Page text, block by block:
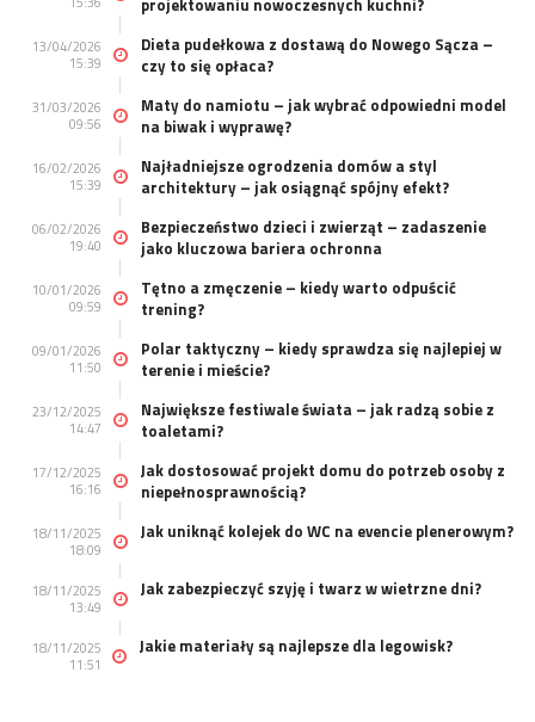
projektowaniu nowoczesnych kuchni?
13/04/2026
15:39
Dieta pudełkowa z dostawą do Nowego Sącza –
czy to się opłaca?
31/03/2026
09:56
Maty do namiotu – jak wybrać odpowiedni model
na biwak i wyprawę?
16/02/2026
15:39
Najładniejsze ogrodzenia domów a styl
architektury – jak osiągnąć spójny efekt?
06/02/2026
19:40
Bezpieczeństwo dzieci i zwierząt – zadaszenie
jako kluczowa bariera ochronna
10/01/2026
09:59
Tętno a zmęczenie – kiedy warto odpuścić
trening?
09/01/2026
11:50
Polar taktyczny – kiedy sprawdza się najlepiej w
terenie i mieście?
23/12/2025
14:47
Największe festiwale świata – jak radzą sobie z
toaletami?
17/12/2025
16:16
Jak dostosować projekt domu do potrzeb osoby z
niepełnosprawnością?
18/11/2025
18:09
Jak uniknąć kolejek do WC na evencie plenerowym?
18/11/2025
13:49
Jak zabezpieczyć szyję i twarz w wietrzne dni?
18/11/2025
11:51
Jakie materiały są najlepsze dla legowisk?